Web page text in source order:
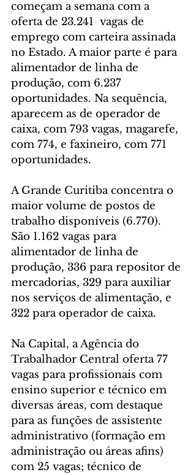
começam a semana com a
oferta de 23.241  vagas de
emprego com carteira assinada
no Estado. A maior parte é para
alimentador de linha de
produção, com 6.237
oportunidades. Na sequência,
aparecem as de operador de
caixa, com 793 vagas, magarefe,
com 774, e faxineiro, com 771
oportunidades.
A Grande Curitiba concentra o
maior volume de postos de
trabalho disponíveis (6.770).
São 1.162 vagas para
alimentador de linha de
produção, 336 para repositor de
mercadorias, 329 para auxiliar
nos serviços de alimentação, e
322 para operador de caixa.
Na Capital, a Agência do
Trabalhador Central oferta 77
vagas para profissionais com
ensino superior e técnico em
diversas áreas, com destaque
para as funções de assistente
administrativo (formação em
administração ou áreas afins)
com 25 vagas; técnico de